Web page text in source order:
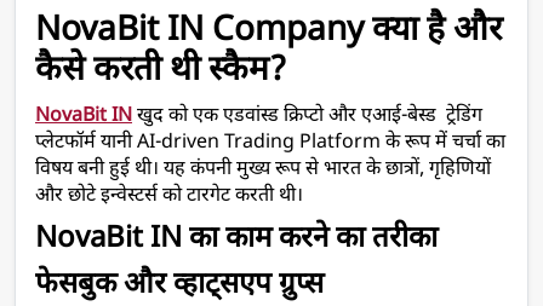
NovaBit IN Company क्या है और
कैसे करती थी स्कैम?
NovaBit IN खुद को एक एडवांस्ड क्रिप्टो और एआई-बेस्ड  ट्रेडिंग
प्लेटफॉर्म यानी AI-driven Trading Platform के रूप में चर्चा का
विषय बनी हुई थी। यह कंपनी मुख्य रूप से भारत के छात्रों, गृहिणियों
और छोटे इन्वेस्टर्स को टारगेट करती थी।
NovaBit IN का काम करने का तरीका
फेसबुक और व्हाट्सएप ग्रुप्स